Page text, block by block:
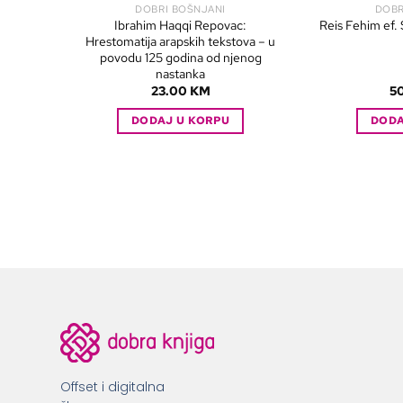
DOBRI BOŠNJANI
Ibrahim Haqqi Repovac:
Hrestomatija arapskih tekstova – u
povodu 125 godina od njenog
nastanka
23.00 KM
DODAJ U KORPU
Reis Fehim ef.
Offset i digitalna